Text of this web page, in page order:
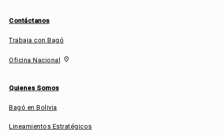
Contáctanos
Trabaja con Bagó
Oficina Nacional fmd_good
Quienes Somos
Bagó en Bolivia
Lineamientos Estratégicos